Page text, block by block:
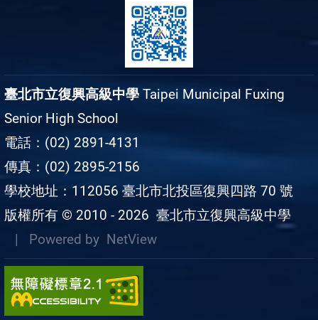
臺北市立復興高級中學 Taipei Municipal Fuxing
Senior High School
電話：(02) 2891-4131
傳真：(02) 2895-2156
學校地址：112056 臺北市北投區復興四路 70 號
版權所有 © 2010 - 2026 臺北市立復興高級中學
| Powered by NetView